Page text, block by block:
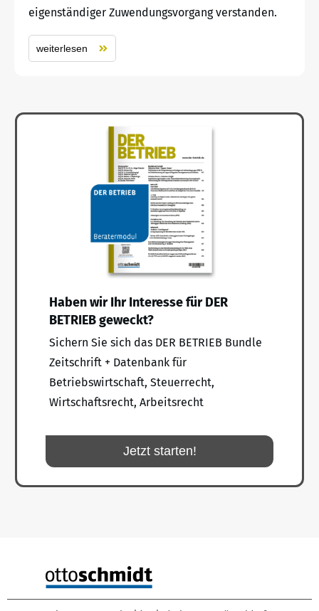
eigenständiger Zuwendungsvorgang verstanden.
weiterlesen
Haben wir Ihr Interesse für DER
BETRIEB geweckt?
Sichern Sie sich das DER BETRIEB Bundle
Zeitschrift + Datenbank für
Betriebswirtschaft, Steuerrecht,
Wirtschaftsrecht, Arbeitsrecht
Jetzt starten!